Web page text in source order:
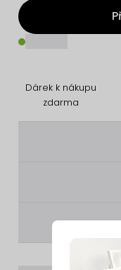
Dárek k nákupu
zdarma
________